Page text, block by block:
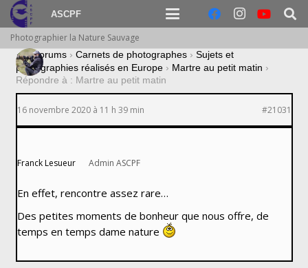
ASCPF
Photographier la Nature Sauvage
› Forums › Carnets de photographes › Sujets et
photographies réalisés en Europe › Martre au petit matin ›
Répondre à : Martre au petit matin
16 novembre 2020 à 11 h 39 min #21031
Franck Lesueur Admin ASCPF
En effet, rencontre assez rare…
Des petites moments de bonheur que nous offre, de
temps en temps dame nature